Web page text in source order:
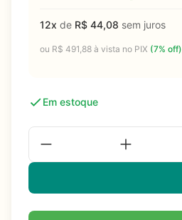
12x de R$ 44,08 sem juros
ou R$ 491,88 à vista no PIX (7% off)
Em estoque